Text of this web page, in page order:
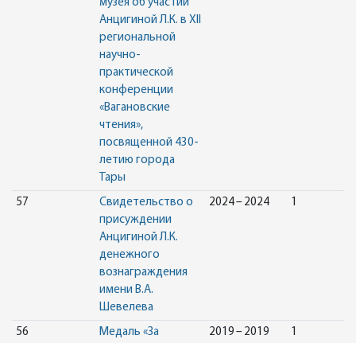
музея об участии
Анцигиной Л.К. в XII
региональной
научно-
практической
конференции
«Вагановские
чтения»,
посвященной 430-
летию города
Тары
57
Свидетельство о
присуждении
Анцигиной Л.К.
денежного
вознаграждения
имени В.А.
Шевелева
2024 – 2024 1
56
Медаль «За
2019 – 2019 1